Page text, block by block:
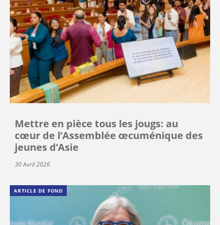
Mettre en pièce tous les jougs: au
cœur de l’Assemblée œcuménique des
jeunes d’Asie
30 Avril 2026
ARTICLE DE FOND